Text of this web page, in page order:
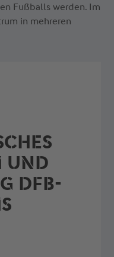
Fußballs werden. Im
in mehreren
UND
DFB-